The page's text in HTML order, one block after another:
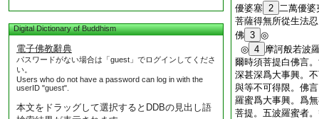
Digital Dictionary of Buddhism
電子佛教辭典
パスワードがない場合は「guest」でログインしてくださ
い。
Users who do not have a password can log in with the
userID "guest".
本文をドラッグして選択するとDDBの見出し語
優婆塞 2 二萬優婆
菩薩得無所從生法
佛 3 ◎
◎ 4 摩訶般若波
爾時須菩提白佛言
深甚深爲大事興。
與等不可得限。佛
羅蜜爲大事興。爲
菩提。五波羅蜜者